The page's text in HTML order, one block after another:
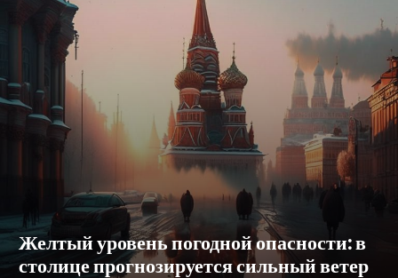
Желтый уровень погодной опасности: в
столице прогнозируется сильный ветер